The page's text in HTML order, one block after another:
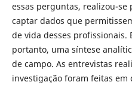
essas perguntas, realizou-se
captar dados que
de vida desses profissionais.
portanto, uma síntese
de campo. As entrevistas
investigação foram feitas